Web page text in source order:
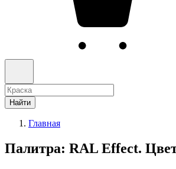
Найти
Главная
Палитра: RAL Effect.